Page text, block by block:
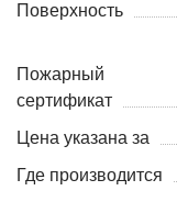
Поверхность
Пожарный
сертификат
Цена указана за
Где производится